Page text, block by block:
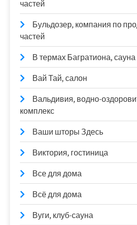
частей
Бульдозер, компания по
частей
В термах Багратиона, сауна
Вай Тай, салон
Вальдивия, водно-
комплекс
Ваши шторы Здесь
Виктория, гостиница
Все для дома
Всё для дома
Вуги, клуб-сауна